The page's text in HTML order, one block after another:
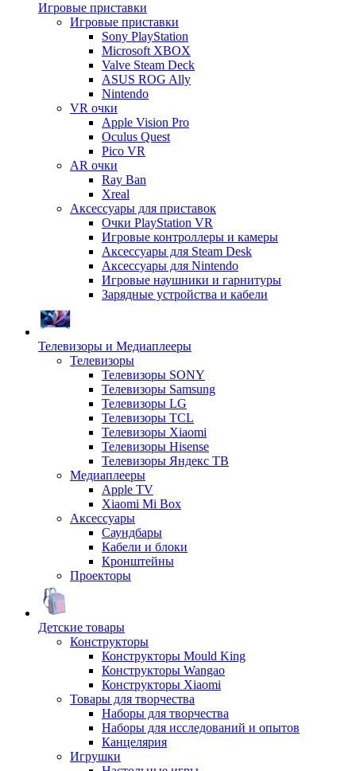
Игровые приставки
Игровые приставки
Sony PlayStation
Microsoft XBOX
Valve Steam Deck
ASUS ROG Ally
Nintendo
VR очки
Apple Vision Pro
Oculus Quest
Pico VR
AR очки
Ray Ban
Xreal
Аксессуары для приставок
Очки PlayStation VR
Игровые контроллеры и камеры
Аксессуары для Steam Desk
Аксессуары для Nintendo
Игровые наушники и гарнитуры
Зарядные устройства и кабели
Телевизоры и Медиаплееры
Телевизоры
Телевизоры SONY
Телевизоры Samsung
Телевизоры LG
Телевизоры TCL
Телевизоры Xiaomi
Телевизоры Hisense
Телевизоры Яндекс ТВ
Медиаплееры
Apple TV
Xiaomi Mi Box
Аксессуары
Саундбары
Кабели и блоки
Кронштейны
Проекторы
Детские товары
Конструкторы
Конструкторы Mould King
Конструкторы Wangao
Конструкторы Xiaomi
Товары для творчества
Наборы для творчества
Наборы для исследований и опытов
Канцелярия
Игрушки